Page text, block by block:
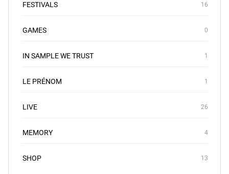
FESTIVALS 16
GAMES 0
IN SAMPLE WE TRUST 1
LE PRÉNOM 1
LIVE 26
MEMORY 4
SHOP 13